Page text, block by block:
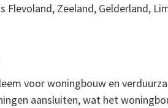
Flevoland, Zeeland, Gelderland,
voor woningbouw en
aansluiten, wat het